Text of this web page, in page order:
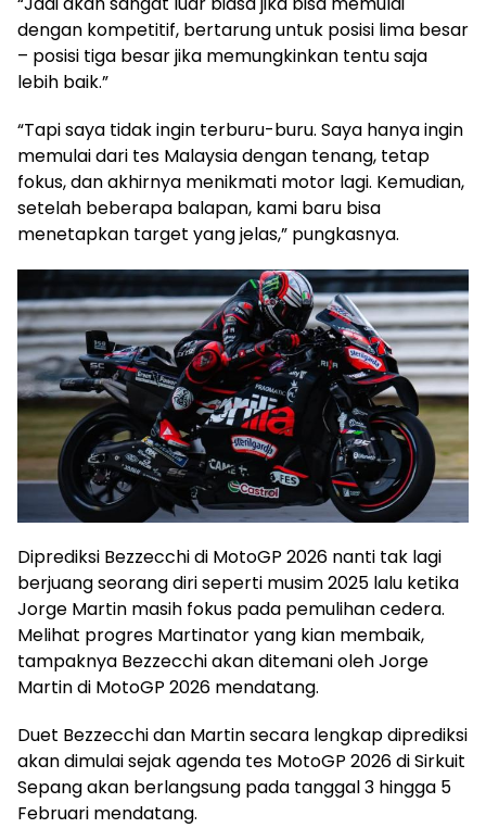
dengan kompetitif, bertarung untuk posisi lima besar
– posisi tiga besar jika memungkinkan tentu saja
lebih baik.”
“Tapi saya tidak ingin terburu-buru. Saya hanya ingin
memulai dari tes Malaysia dengan tenang, tetap
fokus, dan akhirnya menikmati motor lagi. Kemudian,
setelah beberapa balapan, kami baru bisa
menetapkan target yang jelas,” pungkasnya.
Diprediksi Bezzecchi di MotoGP 2026 nanti tak lagi
berjuang seorang diri seperti musim 2025 lalu ketika
Jorge Martin masih fokus pada pemulihan cedera.
Melihat progres Martinator yang kian membaik,
tampaknya Bezzecchi akan ditemani oleh Jorge
Martin di MotoGP 2026 mendatang.
Duet Bezzecchi dan Martin secara lengkap diprediksi
akan dimulai sejak agenda tes MotoGP 2026 di Sirkuit
Sepang akan berlangsung pada tanggal 3 hingga 5
Februari mendatang.